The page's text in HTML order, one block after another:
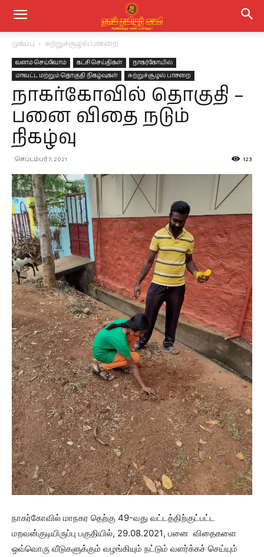
முகப்பு சுற்றுச்சூழல் பாசறை
வனம் செய்வோம் கட்சி செய்திகள்
நாகர்கோயில்
மாவட்ட மற்றும் தொகுதி நிகழ்வுகள்
சுற்றுச்சூழல் பாசறை
நாகர்கோவில் தொகுதி –
பனை விதை நடும்
நிகழ்வு
செப்டம்பர் 7, 2021 123
நாகர்கோவில் மாநகர தெற்கு 49-வது வட்டத்திற்குட்பட்ட
மறவன்குடியிருப்பு பகுதியில், 29.08.2021, பனை விதைகளை
ஒவ்வொரு வீடுகளுக்கும் வழங்கியும் நட்டும் வளர்க்கச் செய்யும்